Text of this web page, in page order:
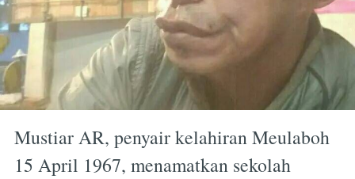
Mustiar AR, penyair kelahiran Meulaboh
15 April 1967, menamatkan sekolah